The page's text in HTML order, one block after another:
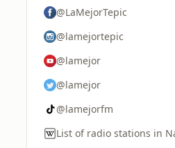
@LaMejorTepic
@lamejortepic
@lamejor
@lamejor
@lamejorfm
List of radio stations in